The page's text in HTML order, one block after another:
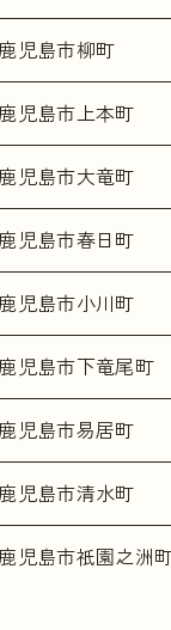
児島市柳町
児島市上本町
児島市大竜町
児島市春日町
児島市小川町
児島市下竜尾町
児島市易居町
児島市清水町
児島市祇園之洲